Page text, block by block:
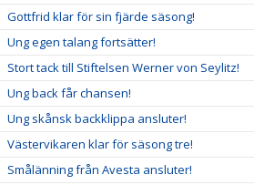
Gottfrid klar för sin fjärde säsong!
Ung egen talang fortsätter!
Stort tack till Stiftelsen Werner von Seylitz!
Ung back får chansen!
Ung skånsk backklippa ansluter!
Västervikaren klar för säsong tre!
Smålänning från Avesta ansluter!